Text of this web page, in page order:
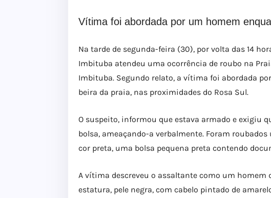
Vítima foi abordada por um homem
Na tarde de segunda-feira (30), por volta das 14
Imbituba atendeu uma ocorrência de roubo na
Imbituba. Segundo relato, a vítima foi abordada
beira da praia, nas proximidades do Rosa Sul.
O suspeito, informou que estava armado e exigiu
bolsa, ameaçando-a verbalmente. Foram
cor preta, uma bolsa pequena preta contendo
A vítima descreveu o assaltante como um homem
estatura, pele negra, com cabelo pintado de